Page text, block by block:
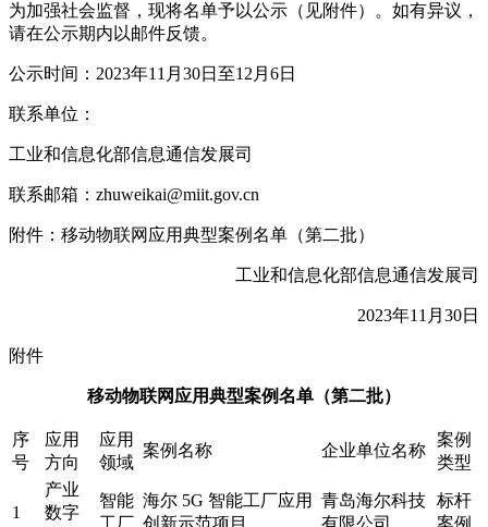
为加强社会监督，现将名单予以公示（见附件）。如有异议，
请在公示期内以邮件反馈。
公示时间：2023年11月30日至12月6日
联系单位：
工业和信息化部信息通信发展司
联系邮箱：zhuweikai@miit.gov.cn
附件：移动物联网应用典型案例名单（第二批）
工业和信息化部信息通信发展司
2023年11月30日
附件
移动物联网应用典型案例名单（第二批）
序
号
应用
方向
应用
领域
案例名称 企业单位名称
案例
类型
1
产业
数字
智能 海尔 5G 智能工厂应用
青岛海尔科技 标杆